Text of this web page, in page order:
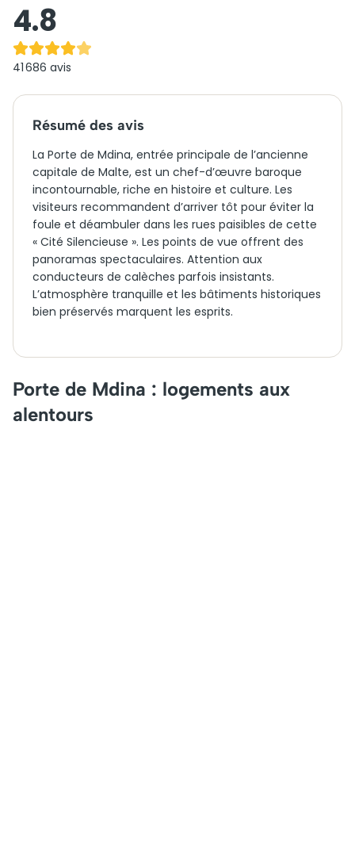
4.8
41 686 avis
Résumé des avis
La Porte de Mdina, entrée principale de l’ancienne
capitale de Malte, est un chef-d’œuvre baroque
incontournable, riche en histoire et culture. Les
visiteurs recommandent d’arriver tôt pour éviter la
foule et déambuler dans les rues paisibles de cette
« Cité Silencieuse ». Les points de vue offrent des
panoramas spectaculaires. Attention aux
conducteurs de calèches parfois insistants.
L’atmosphère tranquille et les bâtiments historiques
bien préservés marquent les esprits.
Porte de Mdina : logements aux
alentours